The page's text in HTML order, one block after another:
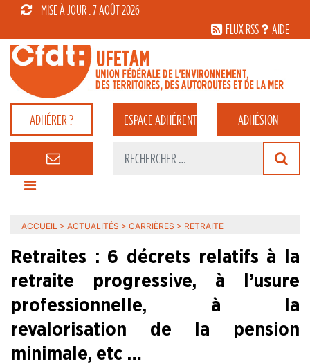
MISE À JOUR : 7 AOÛT 2026
FLUX RSS
AIDE
ADHÉRER ? ESPACEADHÉRENT ADHÉSION
ACCUEIL > ACTUALITÉS > CARRIÈRES > RETRAITE
Retraites : 6 décrets relatifs à la
retraite progressive, à l’usure
professionnelle, à la
revalorisation de la pension
minimale, etc …